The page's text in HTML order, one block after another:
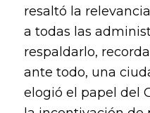
resaltó la
a todas las
respaldarlo,
ante todo, una
elogió el papel del